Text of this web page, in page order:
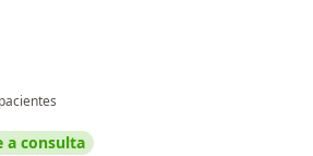
a consulta